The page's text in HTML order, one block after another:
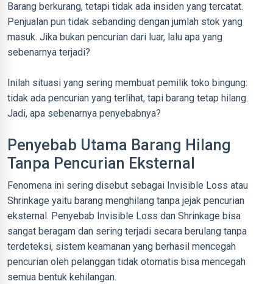
Barang berkurang, tetapi tidak ada insiden yang tercatat.
Penjualan pun tidak sebanding dengan jumlah stok yang
masuk. Jika bukan pencurian dari luar, lalu apa yang
sebenarnya terjadi?
Inilah situasi yang sering membuat pemilik toko bingung:
tidak ada pencurian yang terlihat, tapi barang tetap hilang.
Jadi, apa sebenarnya penyebabnya?
Penyebab Utama Barang Hilang
Tanpa Pencurian Eksternal
Fenomena ini sering disebut sebagai Invisible Loss atau
Shrinkage yaitu barang menghilang tanpa jejak pencurian
eksternal. Penyebab Invisible Loss dan Shrinkage bisa
sangat beragam dan sering terjadi secara berulang tanpa
terdeteksi, sistem keamanan yang berhasil mencegah
pencurian oleh pelanggan tidak otomatis bisa mencegah
semua bentuk kehilangan.